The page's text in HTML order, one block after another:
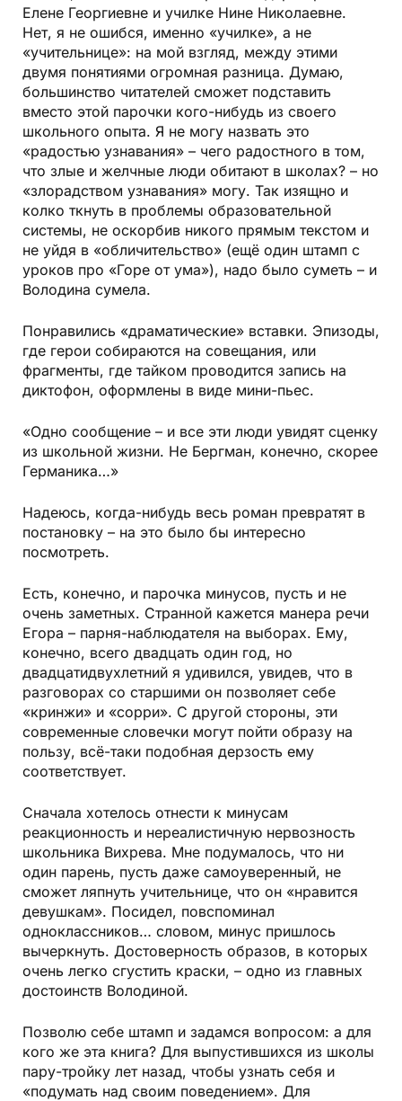
Елене Георгиевне и училке Нине Николаевне.
Нет, я не ошибся, именно «училке», а не
«учительнице»: на мой взгляд, между этими
двумя понятиями огромная разница. Думаю,
большинство читателей сможет подставить
вместо этой парочки кого-нибудь из своего
школьного опыта. Я не могу назвать это
«радостью узнавания» – чего радостного в том,
что злые и желчные люди обитают в школах? – но
«злорадством узнавания» могу. Так изящно и
колко ткнуть в проблемы образовательной
системы, не оскорбив никого прямым текстом и
не уйдя в «обличительство» (ещё один штамп с
уроков про «Горе от ума»), надо было суметь – и
Володина сумела.
Понравились «драматические» вставки. Эпизоды,
где герои собираются на совещания, или
фрагменты, где тайком проводится запись на
диктофон, оформлены в виде мини-пьес.
«Одно сообщение – и все эти люди увидят сценку
из школьной жизни. Не Бергман, конечно, скорее
Германика…»
Надеюсь, когда-нибудь весь роман превратят в
постановку – на это было бы интересно
посмотреть.
Есть, конечно, и парочка минусов, пусть и не
очень заметных. Странной кажется манера речи
Егора – парня-наблюдателя на выборах. Ему,
конечно, всего двадцать один год, но
двадцатидвухлетний я удивился, увидев, что в
разговорах со старшими он позволяет себе
«кринжи» и «сорри». С другой стороны, эти
современные словечки могут пойти образу на
пользу, всё-таки подобная дерзость ему
соответствует.
Сначала хотелось отнести к минусам
реакционность и нереалистичную нервозность
школьника Вихрева. Мне подумалось, что ни
один парень, пусть даже самоуверенный, не
сможет ляпнуть учительнице, что он «нравится
девушкам». Посидел, повспоминал
одноклассников… словом, минус пришлось
вычеркнуть. Достоверность образов, в которых
очень легко сгустить краски, – одно из главных
достоинств Володиной.
Позволю себе штамп и задамся вопросом: а для
кого же эта книга? Для выпустившихся из школы
пару-тройку лет назад, чтобы узнать себя и
«подумать над своим поведением». Для